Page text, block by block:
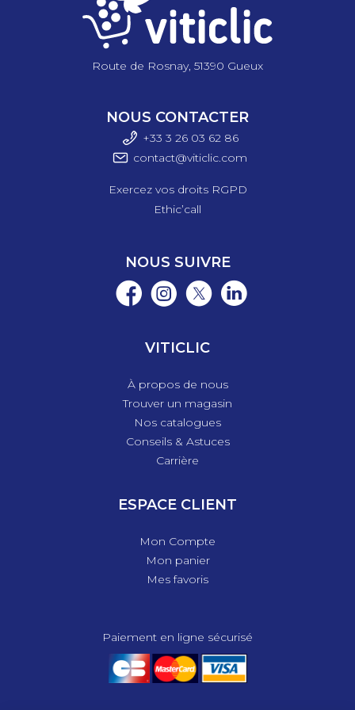
Route de Rosnay, 51390 Gueux
NOUS CONTACTER
+33 3 26 03 62 86
contact@viticlic.com
Exercez vos droits RGPD
Ethic’call
NOUS SUIVRE
VITICLIC
À propos de nous
Trouver un magasin
Nos catalogues
Conseils & Astuces
Carrière
ESPACE CLIENT
Mon Compte
Mon panier
Mes favoris
Paiement en ligne sécurisé